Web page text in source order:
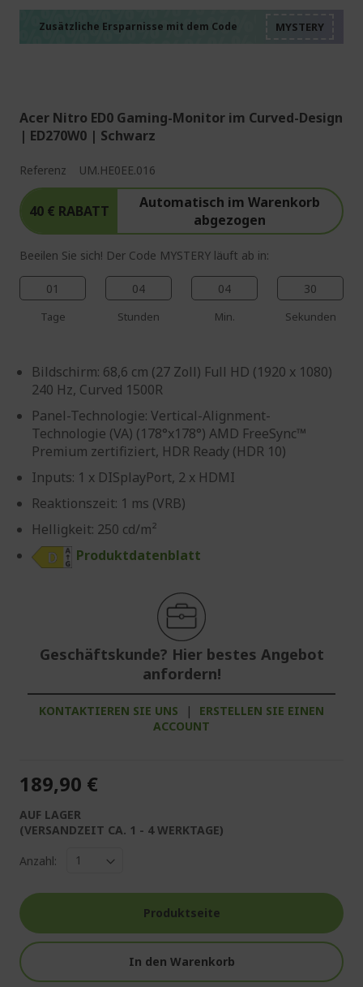
Zusätzliche Ersparnisse mit dem Code
Acer Nitro ED0 Gaming-Monitor im Curved-Design
| ED270W0 | Schwarz
Referenz UM.HE0EE.016
40 € RABATT
Automatisch im Warenkorb
abgezogen
Beeilen Sie sich! Der Code MYSTERY läuft ab in:
01
Tage
04
Stunden
04
Min.
29
Sekunden
Bildschirm: 68,6 cm (27 Zoll) Full HD (1920 x 1080)
240 Hz, Curved 1500R
Panel-Technologie: Vertical-Alignment-
Technologie (VA) (178°x178°) AMD FreeSync™
Premium zertifiziert, HDR Ready (HDR 10)
Inputs: 1 x DISplayPort, 2 x HDMI
Reaktionszeit: 1 ms (VRB)
Helligkeit: 250 cd/m²
Produktdatenblatt
Geschäftskunde? Hier bestes Angebot
anfordern!
KONTAKTIEREN SIE UNS |
ERSTELLEN SIE EINEN
ACCOUNT
189,90 €
AUF LAGER
(VERSANDZEIT CA. 1 - 4 WERKTAGE)
Anzahl:
Produktseite
In den Warenkorb